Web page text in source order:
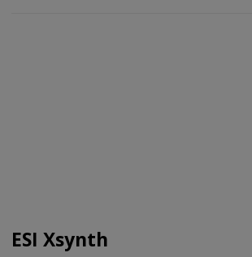
ESI Xsynth